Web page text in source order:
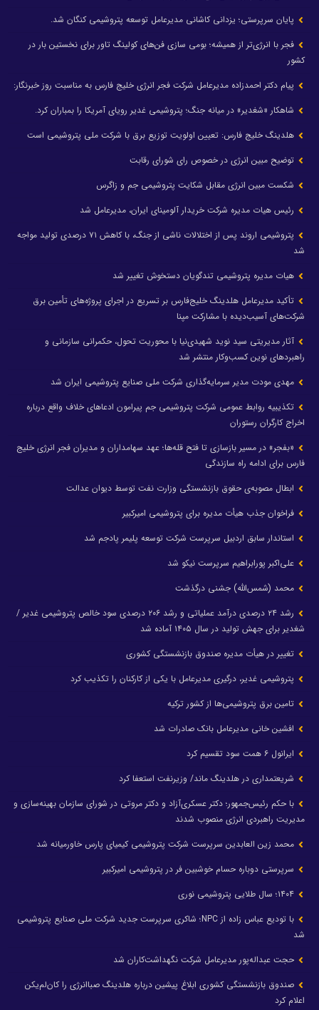
پایان سرپرستی؛ یزدانی کاشانی مدیرعامل توسعه پتروشیمی کنگان شد.
فجر با انرژی‌تر از همیشه؛ بومی سازی فن‌های کولینگ تاور برای نخستین بار در
کشور
پیام دکتر احمدزاده مدیرعامل شرکت فجر انرژی خلیج فارس به مناسبت روز خبرنگار:
شاهکار «شغدیر» در میانه جنگ؛ پتروشیمی غدیر رویای آمریکا را بمباران کرد.
هلدینگ خلیج فارس: تعیین اولویت توزیع برق با شرکت ملی پتروشیمی است
توضیح مبین انرژی در خصوص رای شورای رقابت
شکست مبین انرژی مقابل شکایت پتروشیمی جم و زاگرس
رئیس هیات مدیره شرکت خریدار آلومینای ایران، مدیرعامل شد
پتروشیمی اروند پس از اختلالات ناشی از جنگ، با کاهش ۷۱ درصدی تولید مواجه
شد
هیات مدیره پتروشیمی تندگویان دستخوش تغییر شد
تأکید مدیرعامل هلدینگ خلیج‌فارس بر تسریع در اجرای پروژه‌های تأمین برق
شرکت‌های آسیب‌دیده با مشارکت مپنا
آثار مدیریتی سید نوید شهیدی‌نیا با محوریت تحول، حکمرانی سازمانی و
راهبردهای نوین کسب‌وکار منتشر شد
مهدی مودت مدیر سرمایه‌گذاری شرکت ملی صنایع پتروشیمی ایران شد
تکذیبیه روابط عمومی شرکت پتروشیمی جم پیرامون ادعاهای خلاف واقع درباره
اخراج کارگران رستوران
«بفجر» در مسیر بازسازی تا فتح قله‌ها؛ عهد سهامداران و مدیران فجر انرژی خلیج
فارس برای ادامه راه سازندگی
ابطال مصوبه‌ی حقوق بازنشستگی وزارت نفت توسط دیوان عدالت
فراخوان جذب هیأت مدیره برای پتروشیمی امیرکبیر
استاندار سابق اردبیل سرپرست شرکت توسعه پلیمر پادجم شد
علی‌اکبر پورابراهیم سرپرست نیکو شد
محمد (شمس‌الله) جشنی درگذشت
رشد ۲۴ درصدی درآمد عملیاتی و رشد ۲۰۶ درصدی سود خالص پتروشیمی غدیر /
شغدیر برای جهش تولید در سال ۱۴۰۵ آماده شد
تغییر در هیأت مدیره صندوق بازنشستگی کشوری
پتروشیمی غدیر، درگیری مدیرعامل با یکی از کارکنان را تکذیب کرد
تامین برق پتروشیمی‌ها از کشور ترکیه
افشین خانی مدیرعامل بانک صادرات شد
ایرانول ۶ همت سود تقسیم کرد
شریعتمداری در هلدینگ ماند/ وزیرنفت استعفا کرد
با حکم رئیس‌جمهور؛ دکتر عسکری‌آزاد و دکتر مروتی در شورای سازمان بهینه‌سازی و
مدیریت راهبردی انرژی منصوب شدند
محمد زین العابدین سرپرست شرکت پتروشیمی کیمیای پارس خاورمیانه شد
سرپرستی دوباره حسام خوشبین فر در پتروشیمی امیرکبیر
با تودیع عباس زاده از NPC؛ شاکری سرپرست جدید شرکت ملی صنایع پتروشیمی
شد
حجت عبداله‌پور مدیرعامل شرکت نگهداشت‌کاران شد
صندوق بازنشستگی کشوری ابلاغ پیشین درباره هلدینگ صباانرژی را کان‌لم‌یکن
اعلام کرد